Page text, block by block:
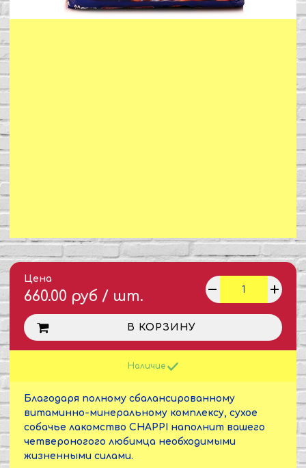
Цена
660.00 руб / шт.
В КОРЗИНУ
Наличие
Благодаря полному сбалансированному
витаминно-минеральному комплексу, сухое
собачье лакомство CHAPPI наполнит вашего
четвероногого любимца необходимыми
жизненными силами.